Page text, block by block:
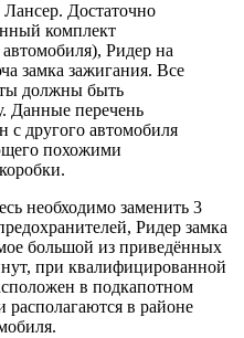
Достаточно
комплект
Ридер на
замка зажигания. Все
должны быть
Данные перечень
с другого автомобиля
похожими
необходимо заменить 3
Ридер замка
большой из приведённых
при квалифицированной
в подкапотном
располагаются в районе